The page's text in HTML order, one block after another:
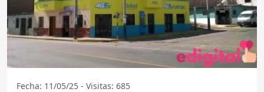
Fecha: 11/05/25 - Visitas: 685